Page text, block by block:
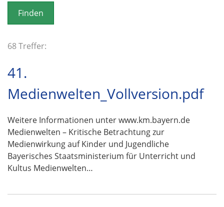
o
n
68 Treffer:
41.
Medienwelten_Vollversion.pdf
Weitere Informationen unter www.km.bayern.de
Medienwelten – Kritische Betrachtung zur
Medienwirkung auf Kinder und Jugendliche
Bayerisches Staatsministerium für Unterricht und
Kultus Medienwelten…